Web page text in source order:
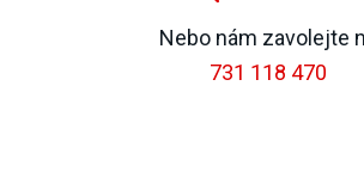
Nebo nám zavolejte
731 118 470